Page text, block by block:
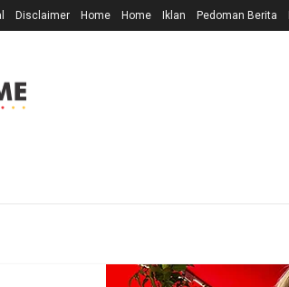
Disclaimer Home Home Iklan Pedoman Berita